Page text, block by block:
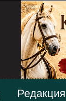
Редакция